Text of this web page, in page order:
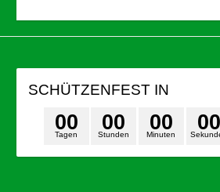
SCHÜTZENFEST IN
Tagen
00
Stunden
00
Minuten
00 00